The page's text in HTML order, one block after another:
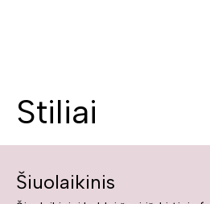
Stiliai
Šiuolaikinis